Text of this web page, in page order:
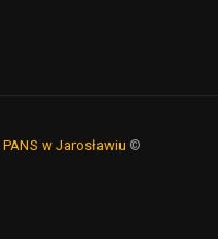
PANS w Jarosławiu ©